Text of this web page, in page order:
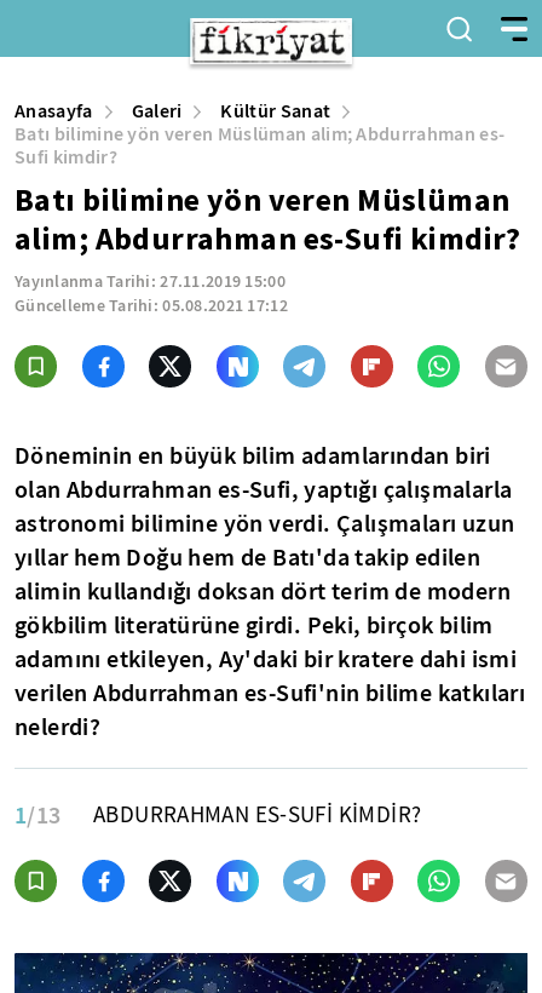
Anasayfa Galeri
Kültür Sanat
Batı bilimine yön veren Müslüman alim; Abdurrahman es-
Sufi kimdir?
Batı bilimine yön veren Müslüman
alim; Abdurrahman es-Sufi kimdir?
Yayınlanma Tarihi:27.11.2019 15:00
Güncelleme Tarihi:05.08.2021 17:12
Döneminin en büyük bilim adamlarından biri
olan Abdurrahman es-Sufi, yaptığı çalışmalarla
astronomi bilimine yön verdi. Çalışmaları uzun
yıllar hem Doğu hem de Batı'da takip edilen
alimin kullandığı doksan dört terim de modern
gökbilim literatürüne girdi. Peki, birçok bilim
adamını etkileyen, Ay'daki bir kratere dahi ismi
verilen Abdurrahman es-Sufi'nin bilime katkıları
nelerdi?
1/13 ABDURRAHMAN ES-SUFİ KİMDİR?